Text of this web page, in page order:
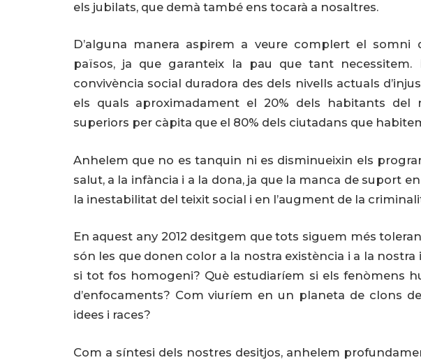
els jubilats, que demà també ens tocarà a nosaltres.
D’alguna manera aspirem a veure complert el somni
països, ja que garanteix la pau que tant
convivència social duradora des dels nivells actuals
els quals aproximadament el 20% dels habitants del
superiors per càpita que el 80% dels ciutadans que
Anhelem que no es tanquin ni es disminueixin els
salut, a la infància i a la dona, ja que la manca de suport
la inestabilitat del teixit social i en l’augment de la
En aquest any 2012 desitgem que tots siguem més
són les que donen color a la nostra existència i a la nostra
si tot fos homogeni? Què estudiaríem si els fenòmens
d’enfocaments? Com viuríem en un planeta de clons
idees i races?
Com a síntesi dels nostres desitjos, anhelem